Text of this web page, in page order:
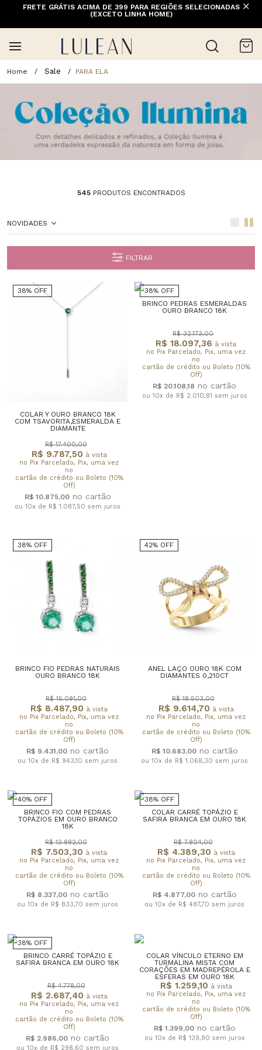
FRETE GRÁTIS ACIMA DE 399 PARA REGIÕES SELECIONADAS
(EXCETO LINHA HOME)
Sale PARA ELA
545PRODUTOS ENCONTRADOS
NOVIDADES
FILTRAR
38% OFF
COLAR Y OURO BRANCO 18K
COM TSAVORITA,ESMERALDA E
DIAMANTE
R$ 9.787,50 à vista
no Pix Parcelado, Pix, uma vez
no
cartão de crédito ou Boleto (10%
Off)
R$ 17.400,00
R$ 10.875,00
ou 10x de R$ 1.087,50 sem juros
38% OFF
BRINCO PEDRAS ESMERALDAS
OURO BRANCO 18K
R$ 18.097,36 à vista
no Pix Parcelado, Pix, uma vez
no
cartão de crédito ou Boleto (10%
Off)
R$ 32.173,00
R$ 20.108,18
ou 10x de R$ 2.010,81 sem juros
38% OFF
BRINCO FIO PEDRAS NATURAIS
OURO BRANCO 18K
R$ 8.487,90 à vista
no Pix Parcelado, Pix, uma vez
no
cartão de crédito ou Boleto (10%
Off)
R$ 15.091,00
R$ 9.431,00
ou 10x de R$ 943,10 sem juros
42% OFF
ANEL LAÇO OURO 18K COM
DIAMANTES 0,210CT
R$ 9.614,70 à vista
no Pix Parcelado, Pix, uma vez
no
cartão de crédito ou Boleto (10%
Off)
R$ 18.503,00
R$ 10.683,00
ou 10x de R$ 1.068,30 sem juros
40% OFF
BRINCO FIO COM PEDRAS
TOPÁZIOS EM OURO BRANCO
18K
R$ 7.503,30 à vista
no Pix Parcelado, Pix, uma vez
no
cartão de crédito ou Boleto (10%
Off)
R$ 13.892,00
R$ 8.337,00
ou 10x de R$ 833,70 sem juros
38% OFF
COLAR CARRÉ TOPÁZIO E
SAFIRA BRANCA EM OURO 18K
R$ 4.389,30 à vista
no Pix Parcelado, Pix, uma vez
no
cartão de crédito ou Boleto (10%
Off)
R$ 7.804,00
R$ 4.877,00
ou 10x de R$ 487,70 sem juros
38% OFF
BRINCO CARRÉ TOPÁZIO E
SAFIRA BRANCA EM OURO 18K
R$ 2.687,40 à vista
no Pix Parcelado, Pix, uma vez
no
cartão de crédito ou Boleto (10%
Off)
R$ 4.778,00
R$ 2.986,00
ou 10x de R$ 298,60 sem juros
COLAR VÍNCULO ETERNO EM
TURMALINA MISTA COM
CORAÇÕES EM MADREPÉROLA E
ESFERAS EM OURO 18K
R$ 1.259,10 à vista
no Pix Parcelado, Pix, uma vez
no
cartão de crédito ou Boleto (10%
Off)
R$ 1.399,00
ou 10x de R$ 139,90 sem juros